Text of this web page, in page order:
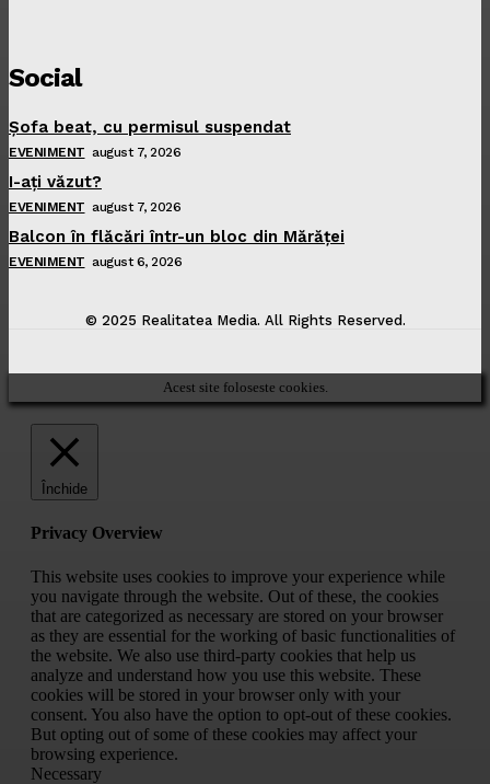
Social
Şofa beat, cu permisul suspendat
EVENIMENT august 7, 2026
I-aţi văzut?
EVENIMENT august 7, 2026
Balcon în flăcări într-un bloc din Mărăţei
EVENIMENT august 6, 2026
© 2025 Realitatea Media. All Rights Reserved.
Acest site foloseste cookies.
Închide
Privacy Overview
This website uses cookies to improve your experience while
you navigate through the website. Out of these, the cookies
that are categorized as necessary are stored on your browser
as they are essential for the working of basic functionalities of
the website. We also use third-party cookies that help us
analyze and understand how you use this website. These
cookies will be stored in your browser only with your
consent. You also have the option to opt-out of these cookies.
But opting out of some of these cookies may affect your
browsing experience.
Necessary